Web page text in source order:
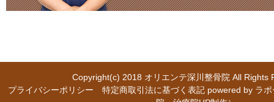
Copyright(c) 2018 オリエンテ深川整骨院 All
プライバシーポリシー
特定商取引法に基づく表記 powered by ラ